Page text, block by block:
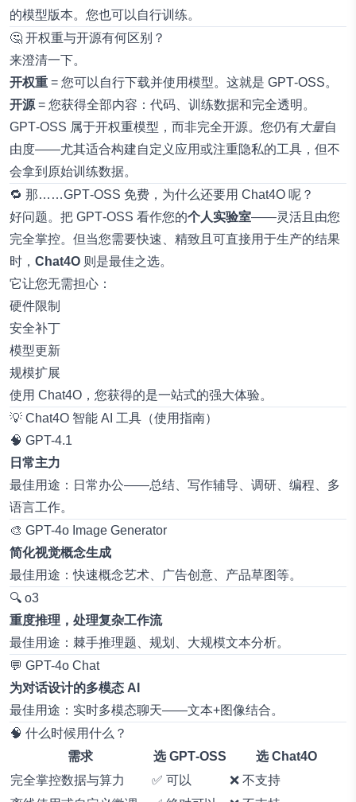
的模型版本。您也可以自行训练。
🤔 开权重与开源有何区别？
来澄清一下。
开权重 = 您可以自行下载并使用模型。这就是 GPT‑OSS。
开源 = 您获得全部内容：代码、训练数据和完全透明。
GPT‑OSS 属于开权重模型，而非完全开源。您仍有大量自
由度——尤其适合构建自定义应用或注重隐私的工具，但不
会拿到原始训练数据。
🔁 那……GPT‑OSS 免费，为什么还要用 Chat4O 呢？
好问题。把 GPT‑OSS 看作您的个人实验室——灵活且由您
完全掌控。但当您需要快速、精致且可直接用于生产的结果
时， Chat4O 则是最佳之选。
它让您无需担心：
硬件限制
安全补丁
模型更新
规模扩展
使用 Chat4O，您获得的是一站式的强大体验。
💡 Chat4O 智能 AI 工具（使用指南）
🧠 GPT-4.1
日常主力
最佳用途：日常办公——总结、写作辅导、调研、编程、多
语言工作。
🎨 GPT-4o Image Generator
简化视觉概念生成
最佳用途：快速概念艺术、广告创意、产品草图等。
🔍 o3
重度推理，处理复杂工作流
最佳用途：棘手推理题、规划、大规模文本分析。
💬 GPT-4o Chat
为对话设计的多模态 AI
最佳用途：实时多模态聊天——文本+图像结合。
🧠 什么时候用什么？
需求
选 GPT‑OSS
选 Chat4O
完全掌控数据与算力
✅ 可以
❌ 不支持